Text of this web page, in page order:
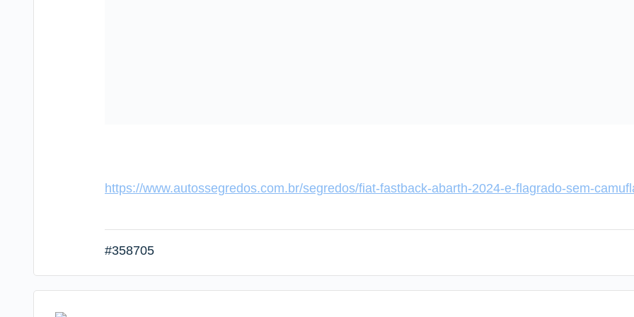
https://www.autossegredos.com.br/segredos/fiat-fastback-abarth-2024-e-flagrado-sem-
#358705